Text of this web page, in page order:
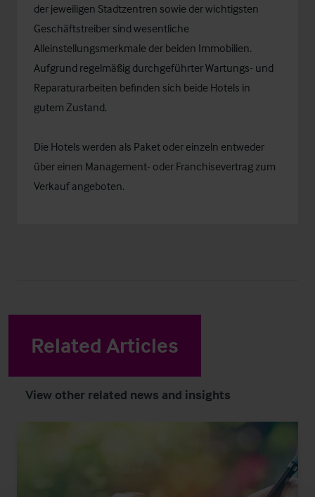
der jeweiligen Stadtzentren sowie der wichtigsten
Geschäftstreiber sind wesentliche
Alleinstellungsmerkmale der beiden Immobilien.
Aufgrund regelmäßig durchgeführter Wartungs- und
Reparaturarbeiten befinden sich beide Hotels in
gutem Zustand.
Die Hotels werden als Paket oder einzeln entweder
über einen Management- oder Franchisevertrag zum
Verkauf angeboten.
Related Articles
View other related news and insights